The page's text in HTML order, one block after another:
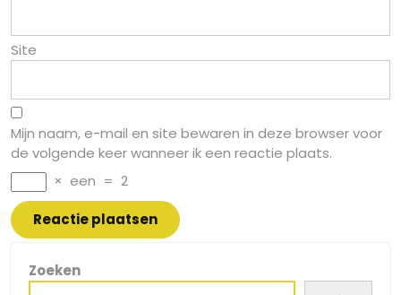
Site
Mijn naam, e-mail en site bewaren in deze browser voor
de volgende keer wanneer ik een reactie plaats.
× een = 2
Zoeken